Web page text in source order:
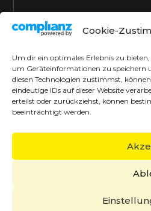
Cookie-
Um dir ein optimales Erlebnis zu
um Geräteinformationen zu speichern
diesen Technologien zustimmst,
eindeutige IDs auf dieser Website
erteilst oder zurückziehst, können
beeinträchtigt werden.
©2026 AHS PrüftechnikAlle